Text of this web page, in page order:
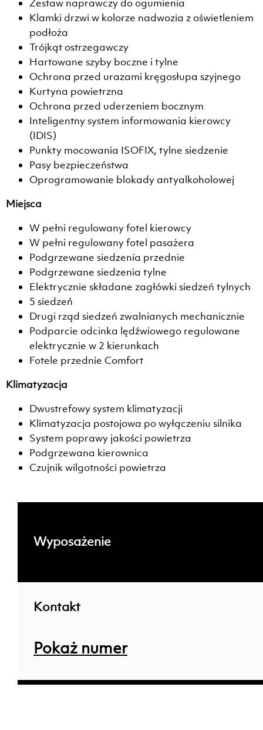
Zestaw naprawczy do ogumienia
Klamki drzwi w kolorze nadwozia z oświetleniem
podłoża
Trójkąt ostrzegawczy
Hartowane szyby boczne i tylne
Ochrona przed urazami kręgosłupa szyjnego
Kurtyna powietrzna
Ochrona przed uderzeniem bocznym
Inteligentny system informowania kierowcy
(IDIS)
Punkty mocowania ISOFIX, tylne siedzenie
Pasy bezpieczeństwa
Oprogramowanie blokady antyalkoholowej
Miejsca
W pełni regulowany fotel kierowcy
W pełni regulowany fotel pasażera
Podgrzewane siedzenia przednie
Podgrzewane siedzenia tylne
Elektrycznie składane zagłówki siedzeń tylnych
5 siedzeń
Drugi rząd siedzeń zwalnianych mechanicznie
Podparcie odcinka lędźwiowego regulowane
elektrycznie w 2 kierunkach
Fotele przednie Comfort
Klimatyzacja
Dwustrefowy system klimatyzacji
Klimatyzacja postojowa po wyłączeniu silnika
System poprawy jakości powietrza
Podgrzewana kierownica
Czujnik wilgotności powietrza
Wyposażenie
Kontakt
Pokaż numer